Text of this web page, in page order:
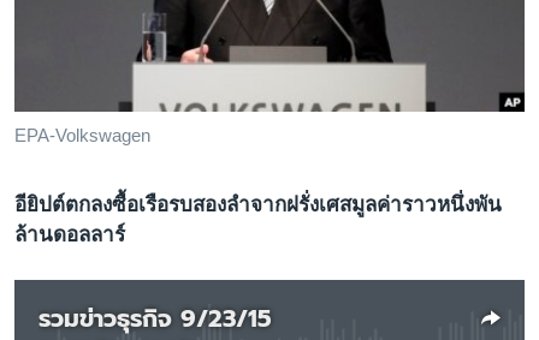
เรียนรู้ภาษาอังกฤษ
ติดตามเรา
เลือกภาษา
EPA-Volkswagen
อียิปต์ตกลงซื้อเรือรบสองลำจากฝรั่งเศสมูลค่าราวหนึ่งพัน
ล้านดอลลาร์
รวมข่าวธุรกิจ 9/23/15